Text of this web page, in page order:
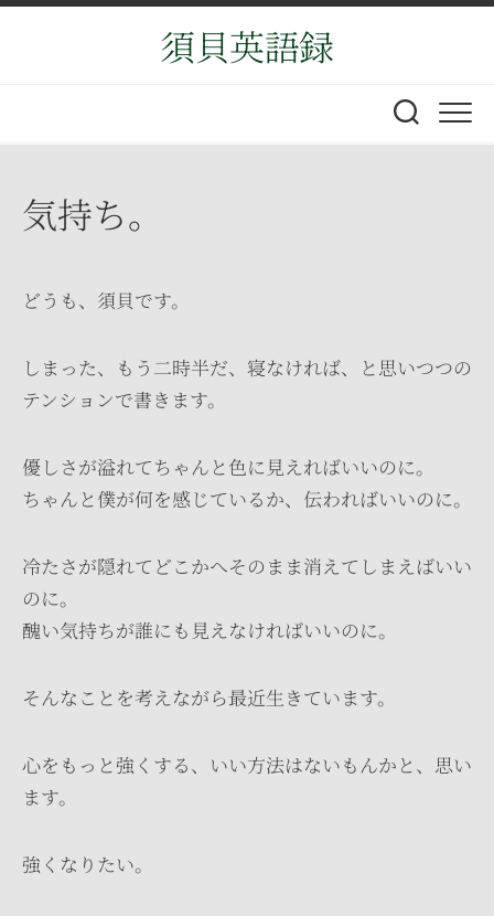
Skip
須貝英語録
気持ち。
どうも、須貝です。
しまった、もう二時半だ、寝なければ、と思いつつの
テンションで書きます。
優しさが溢れてちゃんと色に見えればいいのに。
ちゃんと僕が何を感じているか、伝わればいいのに。
冷たさが隠れてどこかへそのまま消えてしまえばいい
のに。
醜い気持ちが誰にも見えなければいいのに。
そんなことを考えながら最近生きています。
心をもっと強くする、いい方法はないもんかと、思い
ます。
強くなりたい。